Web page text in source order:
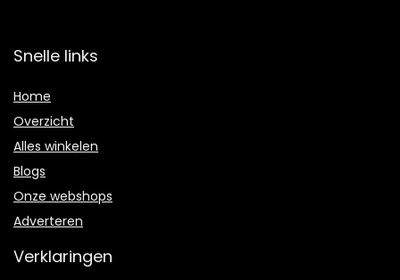
Snelle links
Home
Overzicht
Alles winkelen
Blogs
Onze webshops
Adverteren
Verklaringen